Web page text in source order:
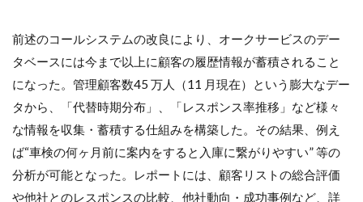
ナー
を検
討
前述のコールシステムの改良により、オークサービスのデー
タベースには今まで以上に顧客の履歴情報が蓄積されること
になった。管理顧客数45 万人（11 月現在）という膨大なデー
タから、「代替時期分布」、「レスポンス率推移」など様々
な情報を収集・蓄積する仕組みを構築した。その結果、例え
ば“車検の何ヶ月前に案内をすると入庫に繋がりやすい” 等の
分析が可能となった。レポートには、顧客リストの総合評価
や他社とのレスポンスの比較、他社動向・成功事例など、詳